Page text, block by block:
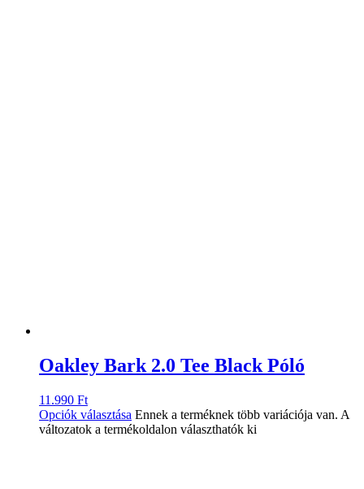
Oakley Bark 2.0 Tee Black Póló
11.990 Ft
Opciók választása Ennek a terméknek több variációja van. A
változatok a termékoldalon választhatók ki